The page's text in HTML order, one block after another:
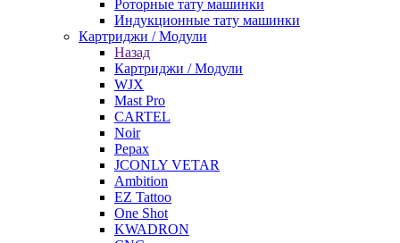
Роторные тату машинки
Индукционные тату машинки
Картриджи / Модули
Назад
Картриджи / Модули
WJX
Mast Pro
CARTEL
Noir
Pepax
JCONLY VETAR
Ambition
EZ Tattoo
One Shot
KWADRON